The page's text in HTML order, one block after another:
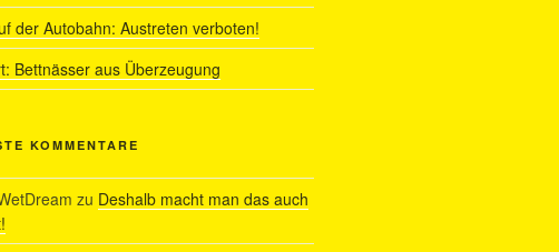
der Autobahn: Austreten verboten!
Bettnässer aus Überzeugung
KOMMENTARE
zu Deshalb macht man das auch